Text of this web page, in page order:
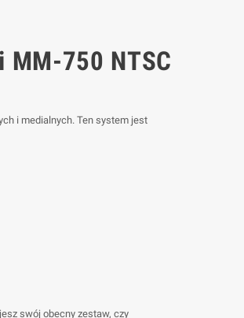
MM-750 NTSC
i medialnych. Ten system jest
swój obecny zestaw, czy